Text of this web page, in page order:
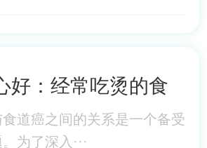
好：经常吃烫的食
道癌之间的关系是一个备受
为了深入···